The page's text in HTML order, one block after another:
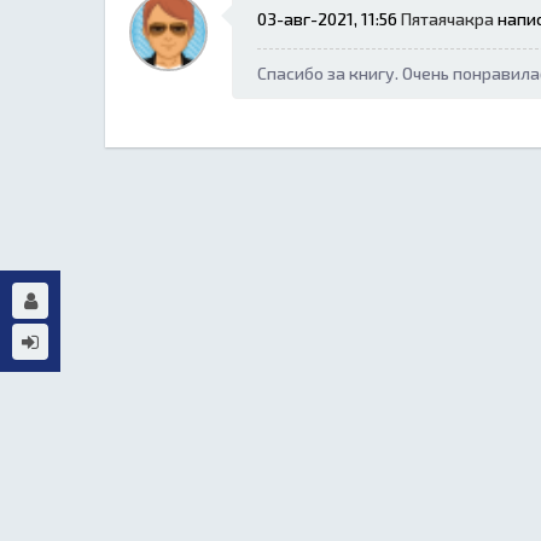
03-авг-2021, 11:56 Пятаячакра
Спасибо за книгу. Очень